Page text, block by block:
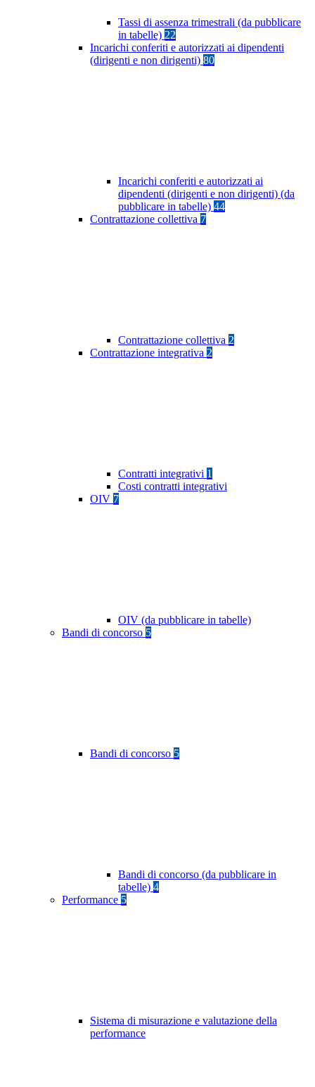
Tassi di assenza trimestrali (da pubblicare
in tabelle) 22
Incarichi conferiti e autorizzati ai dipendenti
(dirigenti e non dirigenti) 80
Incarichi conferiti e autorizzati ai
dipendenti (dirigenti e non dirigenti) (da
pubblicare in tabelle) 44
Contrattazione collettiva 7
Contrattazione collettiva 2
Contrattazione integrativa 2
Contratti integrativi 1
Costi contratti integrativi
OIV 7
OIV (da pubblicare in tabelle)
Bandi di concorso 5
Bandi di concorso 5
Bandi di concorso (da pubblicare in
tabelle) 4
Performance 5
Sistema di misurazione e valutazione della
performance